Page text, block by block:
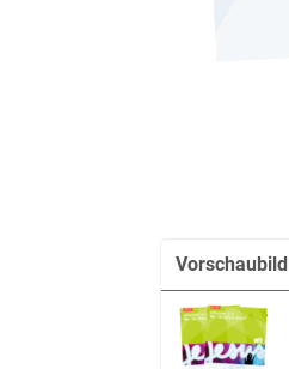
Vorschaubild